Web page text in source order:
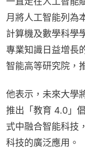
月將人工智能列為
計算機及數學科學
專業知識日益增長
智能高等研究院，
他表示，未來大學
推出「教育 4.0」
式中融合智能科技
科技的廣泛應用。